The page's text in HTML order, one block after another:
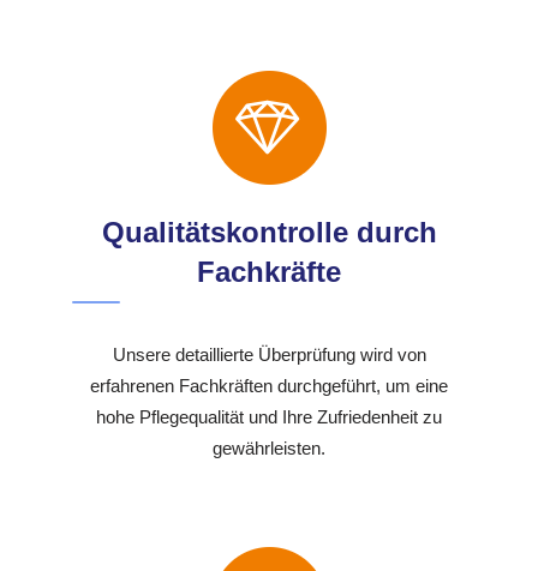
Qualitätskontrolle durch
Fachkräfte
Unsere detaillierte Überprüfung wird von
erfahrenen Fachkräften durchgeführt, um eine
hohe Pflegequalität und Ihre Zufriedenheit zu
gewährleisten.